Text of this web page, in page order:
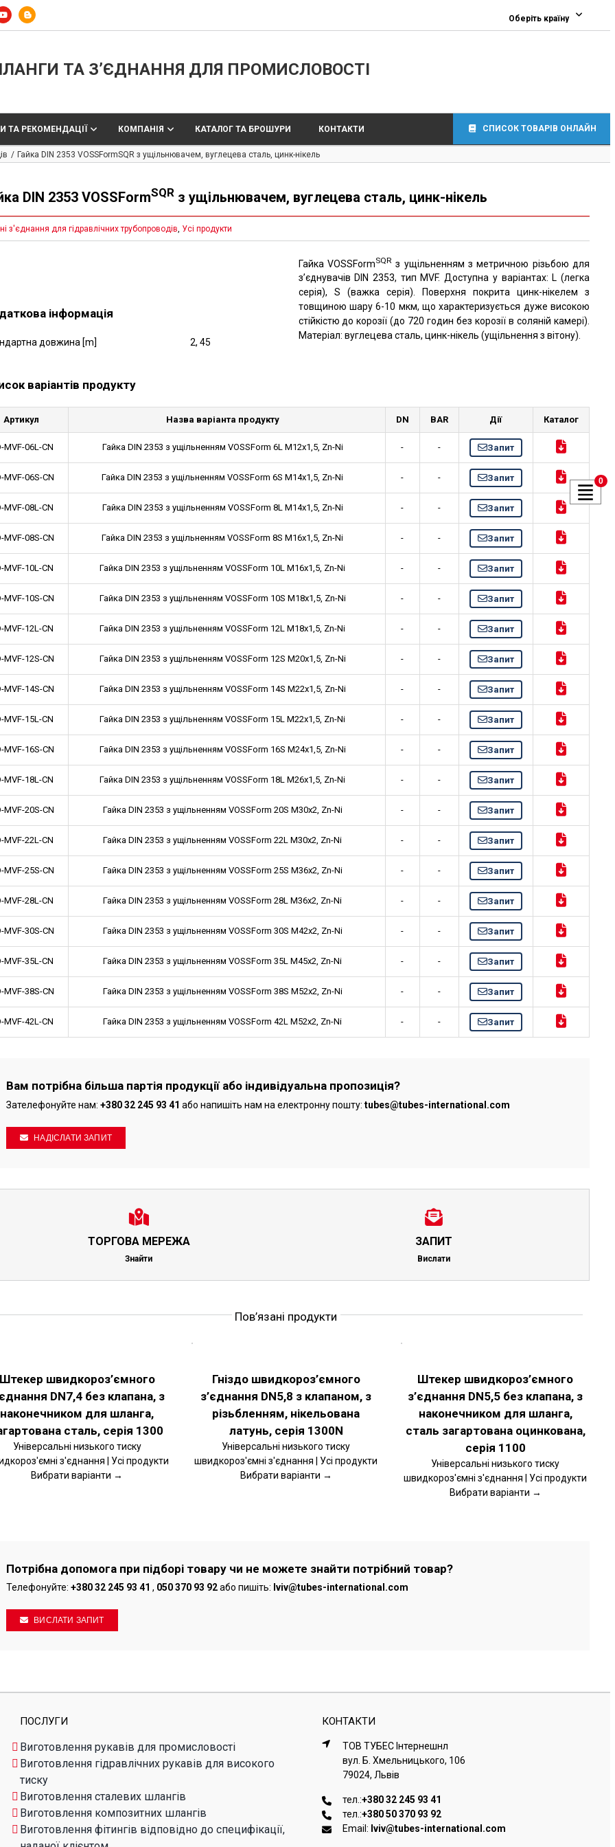
Оберіть країну
ТА З’ЄДНАННЯ ДЛЯ ПРОМИСЛОВОСТІ
ТА РЕКОМЕНДАЦІЇ КОМПАНІЯ КАТАЛОГ ТА БРОШУРИ КОНТАКТИ СПИСОК ТОВАРІВ ОНЛАЙН
Гайка DIN 2353 VOSSFormSQR з ущільнювачем, вуглецева сталь, цинк-нікель
DIN 2353 VOSSFormSQRз ущільнювачем, вуглецева сталь, цинк-нікель
з'єднання для гідравлічних трубопроводів Усі продукти
інформація
довжина [m] 2, 45
Гайка VOSSFormSQR з ущільненням з метричною різьбою для
з’єднувачів DIN 2353, тип MVF. Доступна у варіантах: L (легка
серія), S (важка серія). Поверхня покрита цинк-нікелем з
товщиною шару 6-10 мкм, що характеризується дуже високою
стійкістю до корозії (до 720 годин без корозії в соляній камері).
Матеріал: вуглецева сталь, цинк-нікель (ущільнення з вітону).
варіантів продукту
Артикул Назва варіанта продукту DN BAR Дії Каталог
MVF-06L-CN Гайка DIN 2353 з ущільненням VOSSForm 6L M12x1,5, Zn-Ni - - Запит
MVF-06S-CN Гайка DIN 2353 з ущільненням VOSSForm 6S M14x1,5, Zn-Ni - - Запит
MVF-08L-CN Гайка DIN 2353 з ущільненням VOSSForm 8L M14x1,5, Zn-Ni - - Запит
MVF-08S-CN Гайка DIN 2353 з ущільненням VOSSForm 8S M16x1,5, Zn-Ni - - Запит
MVF-10L-CN Гайка DIN 2353 з ущільненням VOSSForm 10L M16x1,5, Zn-Ni - - Запит
MVF-10S-CN Гайка DIN 2353 з ущільненням VOSSForm 10S M18x1,5, Zn-Ni - - Запит
MVF-12L-CN Гайка DIN 2353 з ущільненням VOSSForm 12L M18x1,5, Zn-Ni - - Запит
MVF-12S-CN Гайка DIN 2353 з ущільненням VOSSForm 12S M20x1,5, Zn-Ni - - Запит
MVF-14S-CN Гайка DIN 2353 з ущільненням VOSSForm 14S M22x1,5, Zn-Ni - - Запит
MVF-15L-CN Гайка DIN 2353 з ущільненням VOSSForm 15L M22x1,5, Zn-Ni - - Запит
MVF-16S-CN Гайка DIN 2353 з ущільненням VOSSForm 16S M24x1,5, Zn-Ni - - Запит
MVF-18L-CN Гайка DIN 2353 з ущільненням VOSSForm 18L M26x1,5, Zn-Ni - - Запит
MVF-20S-CN Гайка DIN 2353 з ущільненням VOSSForm 20S M30x2, Zn-Ni - - Запит
MVF-22L-CN Гайка DIN 2353 з ущільненням VOSSForm 22L M30x2, Zn-Ni - - Запит
MVF-25S-CN Гайка DIN 2353 з ущільненням VOSSForm 25S M36x2, Zn-Ni - - Запит
MVF-28L-CN Гайка DIN 2353 з ущільненням VOSSForm 28L M36x2, Zn-Ni - - Запит
MVF-30S-CN Гайка DIN 2353 з ущільненням VOSSForm 30S M42x2, Zn-Ni - - Запит
MVF-35L-CN Гайка DIN 2353 з ущільненням VOSSForm 35L M45x2, Zn-Ni - - Запит
MVF-38S-CN Гайка DIN 2353 з ущільненням VOSSForm 38S M52x2, Zn-Ni - - Запит
MVF-42L-CN Гайка DIN 2353 з ущільненням VOSSForm 42L M52x2, Zn-Ni - - Запит
Вам потрібна більша партія продукції або індивідуальна пропозиція?
Зателефонуйте нам: +380 32 245 93 41 або напишіть нам на електронну пошту: tubes@tubes-international.com
НАДІСЛАТИ ЗАПИТ
ТОРГОВА МЕРЕЖА
Знайти
ЗАПИТ
Вислати
Пов’язані продукти
Штекер швидкороз’ємного
DN7,4 без клапана, з
наконечником для шланга,
сталь, серія 1300
Універсальні низького тиску
з'єднання | Усі продукти
Вибрати варіанти →
ТОВАР
КІЛЬКА
ВАРІАНТІВ.
ПАРАМЕТРИ
СТОРІНЦІ
Гніздо швидкороз’ємного
з’єднання DN5,8 з клапаном, з
різьбленням, нікельована
латунь, серія 1300N
Універсальні низького тиску
швидкороз'ємні з'єднання | Усі продукти
Вибрати варіанти →
ТОВАР
МАЄ
КІЛЬКА
ПАРАМЕТРИ
МОЖНА
СТОРІНЦІ
Штекер швидкороз’ємного
з’єднання DN5,5 без клапана, з
наконечником для шланга,
сталь загартована оцинкована,
серія 1100
Універсальні низького тиску
швидкороз'ємні з'єднання | Усі продукти
Вибрати варіанти →
Потрібна допомога при підборі товару чи не можете знайти потрібний товар?
Телефонуйте: +380 32 245 93 41 , 050 370 93 92або пишіть: lviv@tubes-international.com
ВИСЛАТИ ЗАПИТ
ПОСЛУГИ КОНТАКТИ
Виготовлення рукавів для промисловості
Виготовлення гідравлічних рукавів для високого
тиску
Виготовлення сталевих шлангів
Виготовлення композитних шлангів
Виготовлення фітингів відповідно до специфікації,
ТОВ ТУБЕС Iнтернешнл
вул. Б. Хмельницького, 106
79024, Львiв
тел.:+380 32 245 93 41
тел.:+380 50 370 93 92
Email: lviv@tubes-international.com
0